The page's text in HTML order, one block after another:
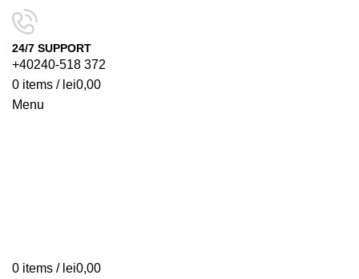
24/7 SUPPORT
+40240-518 372
0 items / lei0,00
Menu
0 items / lei0,00